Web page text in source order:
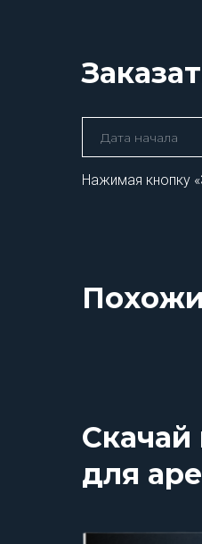
Нажимая кнопку
Скачай
для